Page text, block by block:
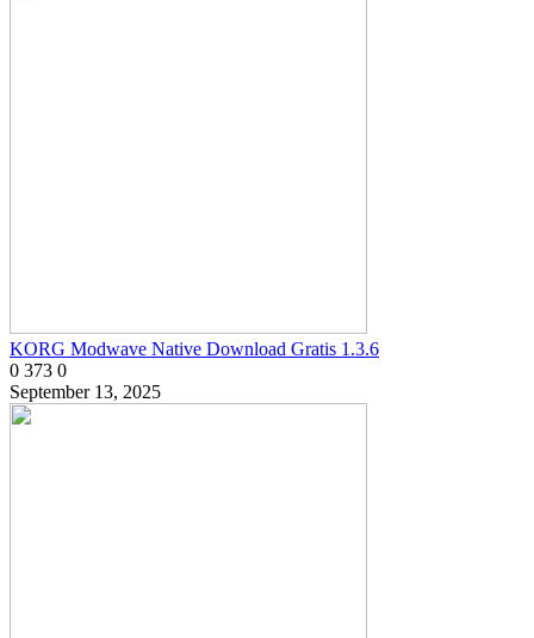
KORG Modwave Native Download Gratis 1.3.6
0 373 0
September 13, 2025